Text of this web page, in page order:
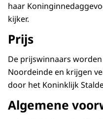
haar
kijker.
Prijs
De prijswinnaars
Noordeinde en krijgen
door het Koninklijk
Algemene